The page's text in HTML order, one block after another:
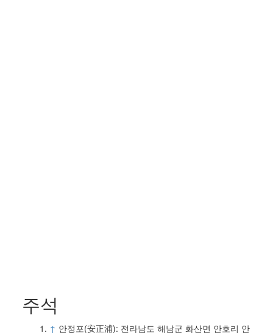
주석
↑ 안정포(安正浦): 전라남도 해남군 화산면 안호리 안